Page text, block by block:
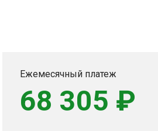
Ежемесячный платеж
68 305 ₽